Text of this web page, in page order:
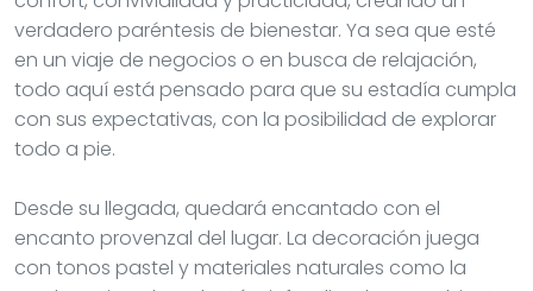
verdadero paréntesis de bienestar. Ya sea que esté
en un viaje de negocios o en busca de relajación,
todo aquí está pensado para que su estadía cumpla
con sus expectativas, con la posibilidad de explorar
todo a pie.
Desde su llegada, quedará encantado con el
encanto provenzal del lugar. La decoración juega
con tonos pastel y materiales naturales como la